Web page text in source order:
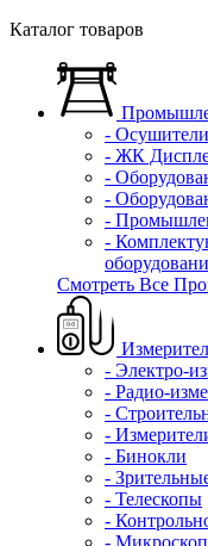
Каталог товаров
- Осушители
- ЖК
-
-
-
-
Смотреть Все
- Электро-
- Радио-
-
-
- Бинокли
-
- Телескопы
-
-